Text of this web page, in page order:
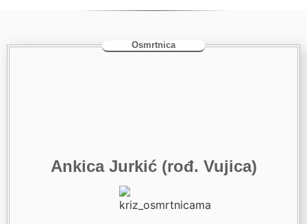
Osmrtnica
Ankica Jurkić (rođ. Vujica)